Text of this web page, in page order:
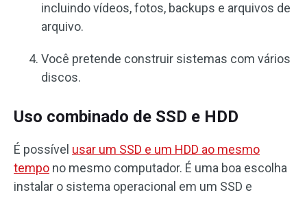
incluindo vídeos, fotos, backups e arquivos de
arquivo.
Você pretende construir sistemas com vários
discos.
Uso combinado de SSD e HDD
É possível usar um SSD e um HDD ao mesmo
tempo no mesmo computador. É uma boa escolha
instalar o sistema operacional em um SSD e